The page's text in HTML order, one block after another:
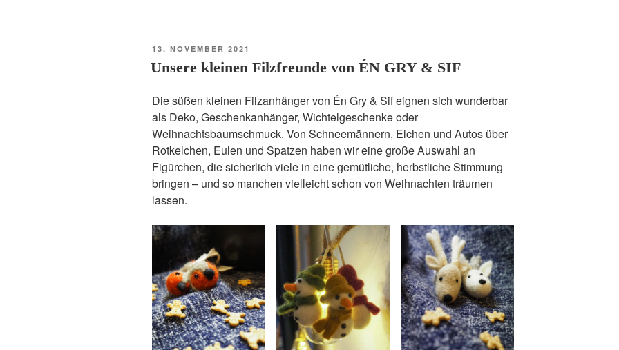
VERÖFFENTLICHT
13. NOVEMBER 2021
Unsere kleinen Filzfreunde von ÉN GRY & SIF
Die süßen kleinen Filzanhänger von Én Gry & Sif eignen sich wunderbar
als Deko, Geschenkanhänger, Wichtelgeschenke oder
Weihnachtsbaumschmuck. Von Schneemännern, Elchen und Autos über
Rotkelchen, Eulen und Spatzen haben wir eine große Auswahl an
Figürchen, die sicherlich viele in eine gemütliche, herbstliche Stimmung
bringen – und so manchen vielleicht schon von Weihnachten träumen
lassen.